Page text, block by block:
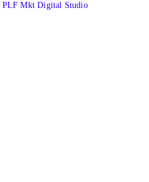
PLF Mkt Digital Studio